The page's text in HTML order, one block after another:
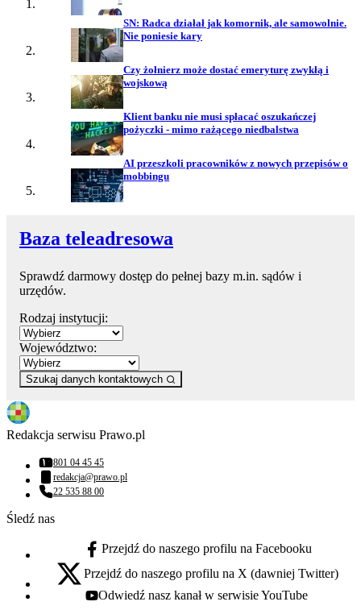
SN: Radca działał jak komornik, ale samowolnie.
Nie poniesie kary
Czy żołnierz może dostać emeryturę zwykłą i
wojskową
Klient banku nie musi spłacać oszukańczej
pożyczki - mimo rażącego niedbalstwa
AI przeszkoli pracowników z nowych przepisów o
mobbingu
Baza teleadresowa
Sprawdź darmowy dostęp do pełnej bazy m.in. sądów i
urzędów.
Rodzaj instytucji:
Województwo:
Szukaj danych kontaktowych
Redakcja serwisu Prawo.pl
Numer telefonu:
801 04 45 45
Adres email:
redakcja@prawo.pl
Numer telefonu:
22 535 88 00
Śledź nas
facebook - otwiera się w nowej karcie
Przejdź do naszego profilu na Facebooku
x - otwiera się w nowej karcie
Przejdź do naszego profilu na X (dawniej Twitter)
youtube - otwiera się w nowej karcie
Odwiedź nasz kanał w serwisie YouTube